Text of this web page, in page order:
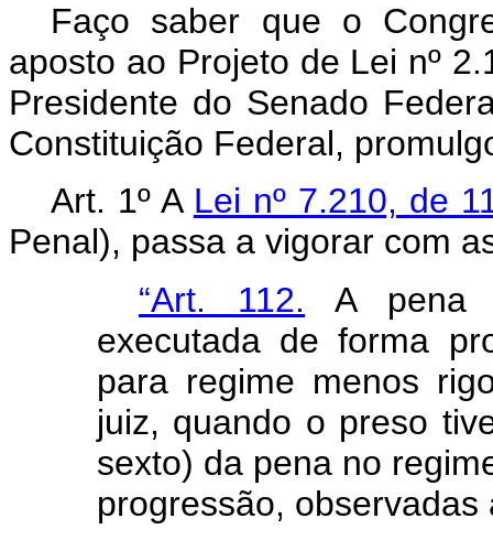
Faço saber que o
aposto ao Projeto de Lei nº
Presidente do Senado
Constituição Federal,
Art. 1º A Lei nº 7.210, de
Penal), passa a vigorar com
“Art. 112. A pena
executada de forma
para regime menos
juiz, quando o preso
sexto) da pena no
progressão,